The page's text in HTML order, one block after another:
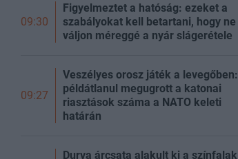
09:30
Figyelmeztet a hatóság: ezeket a
szabályokat kell betartani, hogy ne
váljon méreggé a nyár slágerétele
09:27
Veszélyes orosz játék a levegőben:
példátlanul megugrott a katonai
riasztások száma a NATO keleti
határán
Durva árcsata alakult ki a színfalak